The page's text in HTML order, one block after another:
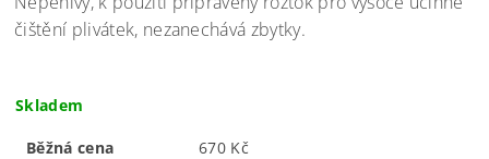
čištění plivátek, nezanechává zbytky.
Skladem
Běžná cena 670 Kč